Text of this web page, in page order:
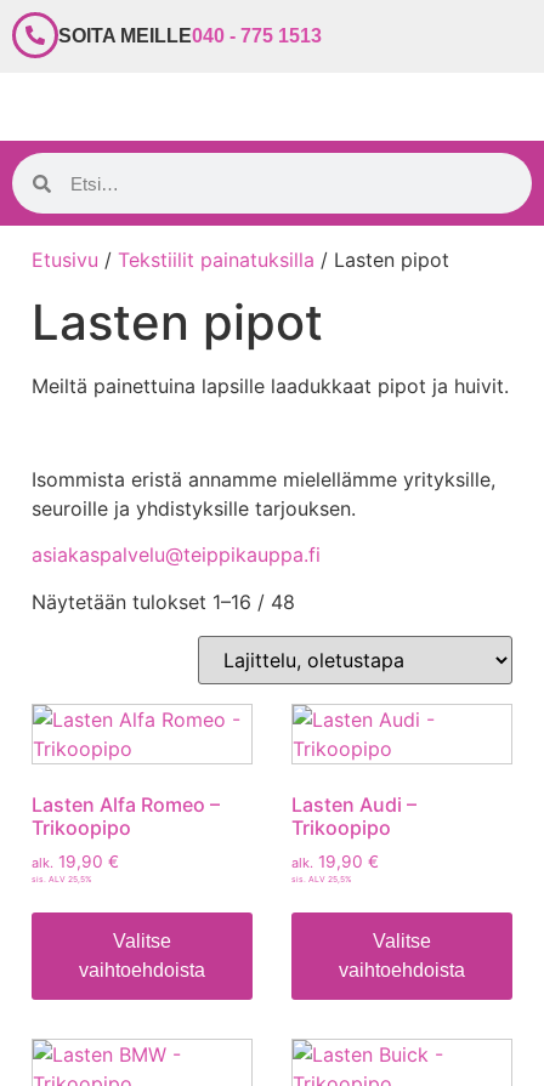
SOITA MEILLE040 - 775 1513
Etusivu / Tekstiilit painatuksilla / Lasten pipot
Lasten pipot
Meiltä painettuina lapsille laadukkaat pipot ja huivit.
Isommista eristä annamme mielellämme yrityksille,
seuroille ja yhdistyksille tarjouksen.
asiakaspalvelu@teippikauppa.fi
Näytetään tulokset 1–16 / 48
Lasten Alfa Romeo –
Trikoopipo
alk. 19,90 €
sis. ALV 25,5%
Valitse
vaihtoehdoista
Lasten Audi –
Trikoopipo
alk. 19,90 €
sis. ALV 25,5%
Valitse
vaihtoehdoista